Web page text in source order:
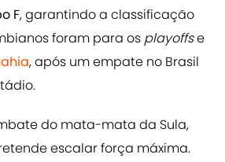
F, garantindo a classificação
foram para os playoffse
, após um empate no Brasil
do mata-mata da Sula,
escalar força máxima.